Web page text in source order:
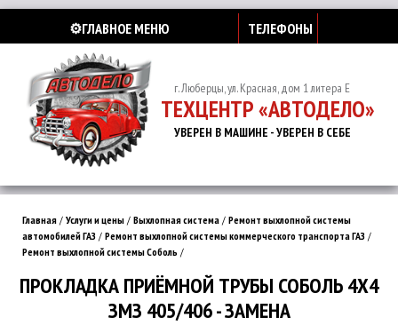
⚙️ГЛАВНОЕ МЕНЮ ТЕЛЕФОНЫ
г. Люберцы, ул. Красная, дом 1 литера Е
ТЕХЦЕНТР «АВТОДЕЛО»
УВЕРЕН В МАШИНЕ - УВЕРЕН В СЕБЕ
Главная / Услуги и цены / Выхлопная система / Ремонт выхлопной системы
автомобилей ГАЗ / Ремонт выхлопной системы коммерческого транспорта ГАЗ /
Ремонт выхлопной системы Соболь /
ПРОКЛАДКА ПРИЁМНОЙ ТРУБЫ СОБОЛЬ 4Х4
ЗМЗ 405/406 - ЗАМЕНА